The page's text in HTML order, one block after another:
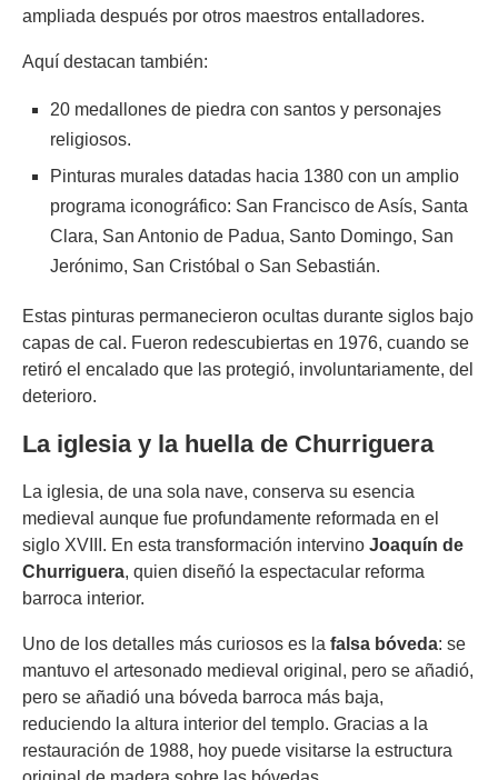
ampliada después por otros maestros entalladores.
Aquí destacan también:
20 medallones de piedra con santos y personajes
religiosos.
Pinturas murales datadas hacia 1380 con un amplio
programa iconográfico: San Francisco de Asís, Santa
Clara, San Antonio de Padua, Santo Domingo, San
Jerónimo, San Cristóbal o San Sebastián.
Estas pinturas permanecieron ocultas durante siglos bajo
capas de cal. Fueron redescubiertas en 1976, cuando se
retiró el encalado que las protegió, involuntariamente, del
deterioro.
La iglesia y la huella de Churriguera
La iglesia, de una sola nave, conserva su esencia
medieval aunque fue profundamente reformada en el
siglo XVIII. En esta transformación intervino Joaquín de
Churriguera, quien diseñó la espectacular reforma
barroca interior.
Uno de los detalles más curiosos es la falsa bóveda: se
mantuvo el artesonado medieval original, pero se añadió,
pero se añadió una bóveda barroca más baja,
reduciendo la altura interior del templo. Gracias a la
restauración de 1988, hoy puede visitarse la estructura